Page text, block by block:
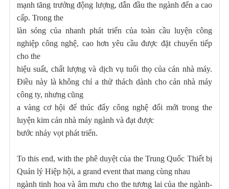
mạnh tăng trưởng động lượng, dẫn đầu the ngành đến a cao
cấp. Trong the
làn sóng của nhanh phát triển của toàn cầu luyện công
nghiệp công nghệ, cao hơn yêu cầu được đặt chuyển tiếp
cho the
hiệu suất, chất lượng và dịch vụ tuổi thọ của cán nhà máy.
Điều này là không chỉ a thử thách dành cho cán nhà máy
công ty, nhưng cũng
a vàng cơ hội để thúc đẩy công nghệ đổi mới trong the
luyện kim cán nhà máy ngành và đạt được
bước nhảy vọt phát triển.
To this end, with the phê duyệt của the Trung Quốc Thiết bị
Quản lý Hiệp hội, a grand event that mang cùng nhau
ngành tinh hoa và âm mưu cho the tương lai của the ngành-